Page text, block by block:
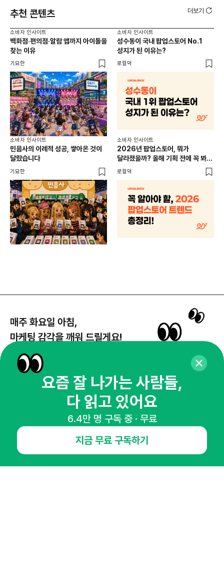
추천 콘텐츠 더보기
소비자 인사이트
백화점·편의점·알람 앱까지 아이돌을
찾는 이유
기묘한
소비자 인사이트
성수동이 국내 팝업스토어 No.1
성지가 된 이유는?
로컬덕
소비자 인사이트
민음사의 이례적 성공, 쌓아온 것이
달랐습니다
기묘한
소비자 인사이트
2026년 팝업스토어, 뭐가
달라졌을까? 올해 기획 전에 꼭 봐야
할 트렌드 4가지
로컬덕
매주 화요일 아침,
마케팅 감각을 깨워 드릴게요!
뉴스레터 구독하기
오픈애즈란
요즘 잘 나가는 사람들,
다 읽고 있어요
6.4만 명 구독 중 · 무료
지금 무료 구독하기